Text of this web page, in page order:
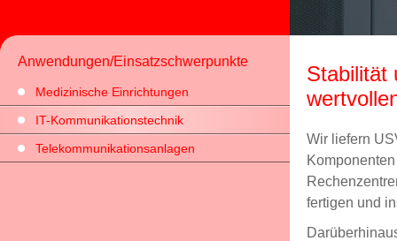
Anwendungen/Einsatzschwerpunkte
Medizinische Einrichtungen
IT-Kommunikationstechnik
Telekommunikationsanlagen
Stabilität
Wir liefern
fertigen und